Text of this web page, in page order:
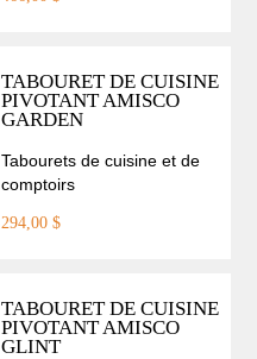
TABOURET DE CUISINE
PIVOTANT AMISCO
GARDEN
Tabourets de cuisine et de
comptoirs
294,00 $
TABOURET DE CUISINE
PIVOTANT AMISCO
GLINT